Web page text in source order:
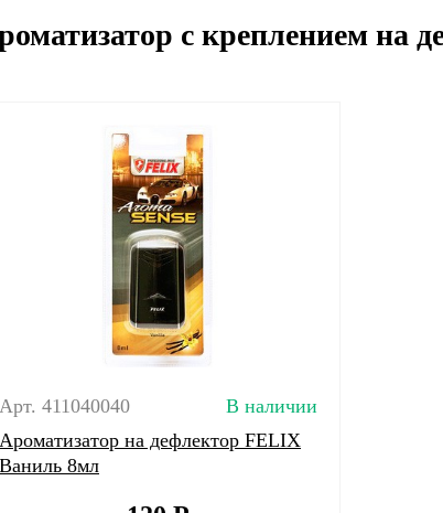
с креплением на
Арт. 411040040
В наличии
Ароматизатор на дефлектор FELIX
Ваниль 8мл